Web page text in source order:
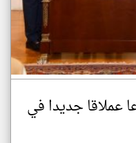
جديدا في